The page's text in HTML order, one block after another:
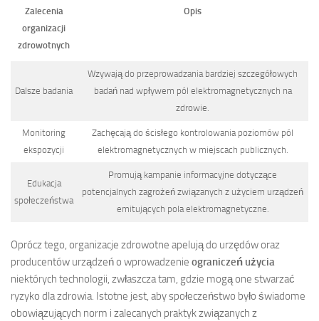
Zalecenia
organizacji
zdrowotnych
Opis
Dalsze badania
Wzywają do przeprowadzania bardziej szczegółowych
badań nad wpływem pól elektromagnetycznych na
zdrowie.
Monitoring
ekspozycji
Zachęcają do ścisłego kontrolowania poziomów pól
elektromagnetycznych w miejscach publicznych.
Edukacja
społeczeństwa
Promują kampanie informacyjne dotyczące
potencjalnych zagrożeń związanych z użyciem urządzeń
emitujących pola elektromagnetyczne.
Oprócz tego, organizacje zdrowotne apelują do urzędów oraz
producentów urządzeń o wprowadzenie ograniczeń użycia
niektórych technologii, zwłaszcza tam, gdzie mogą one stwarzać
ryzyko dla zdrowia. Istotne jest, aby społeczeństwo było świadome
obowiązujących norm i zalecanych praktyk związanych z